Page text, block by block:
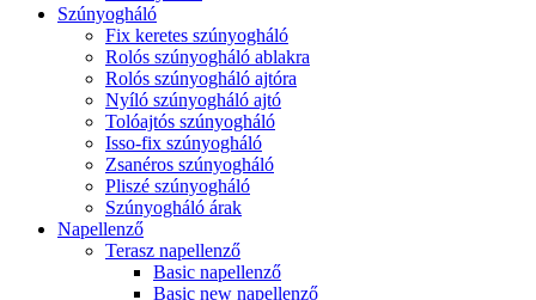
Szúnyogháló
Fix keretes szúnyogháló
Rolós szúnyogháló ablakra
Rolós szúnyogháló ajtóra
Nyíló szúnyogháló ajtó
Tolóajtós szúnyogháló
Isso-fix szúnyogháló
Zsanéros szúnyogháló
Pliszé szúnyogháló
Szúnyogháló árak
Napellenző
Terasz napellenző
Basic napellenző
Basic new napellenző